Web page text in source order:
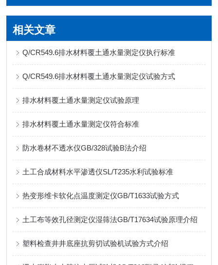
相关文章
Q/CR549.6排水材料覆土通水量测定仪执行标准
Q/CR549.6排水材料覆土通水量测定仪试验方式
排水材料覆土通水量测定仪试验原理
排水材料覆土通水量测定仪符合标准
防水卷材不透水仪GB/328试验B法介绍
土工合成材料水平渗透仪SL/T235水利试验标准
热变形维卡软化点温度测定仪GB/T1633试验方式
土工布等效孔径测定仪湿筛法GB/T17634试验原理介绍
塑料检查井井底座抗剪切试验机试验方式介绍